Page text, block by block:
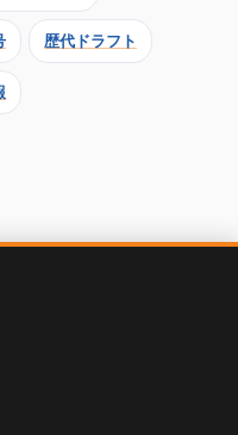
歴代ドラフト